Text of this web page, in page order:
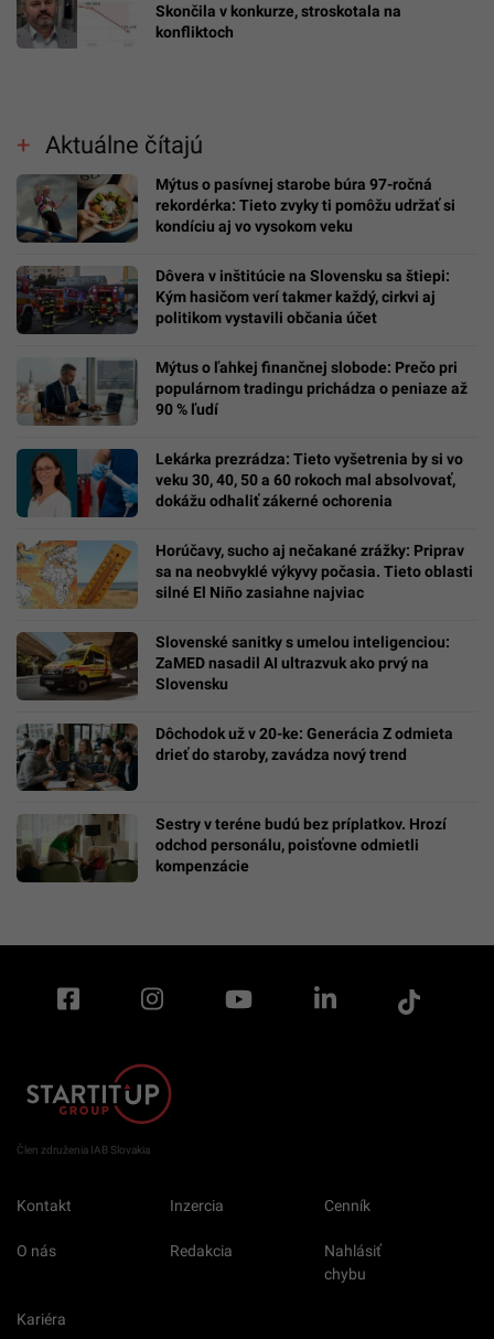
Skončila v konkurze, stroskotala na
konfliktoch
Aktuálne čítajú
Mýtus o pasívnej starobe búra 97-ročná
rekordérka: Tieto zvyky ti pomôžu udržať si
kondíciu aj vo vysokom veku
Dôvera v inštitúcie na Slovensku sa štiepi:
Kým hasičom verí takmer každý, cirkvi aj
politikom vystavili občania účet
Mýtus o ľahkej finančnej slobode: Prečo pri
populárnom tradingu prichádza o peniaze až
90 % ľudí
Lekárka prezrádza: Tieto vyšetrenia by si vo
veku 30, 40, 50 a 60 rokoch mal absolvovať,
dokážu odhaliť zákerné ochorenia
Horúčavy, sucho aj nečakané zrážky: Priprav
sa na neobvyklé výkyvy počasia. Tieto oblasti
silné El Niño zasiahne najviac
Slovenské sanitky s umelou inteligenciou:
ZaMED nasadil AI ultrazvuk ako prvý na
Slovensku
Dôchodok už v 20-ke: Generácia Z odmieta
drieť do staroby, zavádza nový trend
Sestry v teréne budú bez príplatkov. Hrozí
odchod personálu, poisťovne odmietli
kompenzácie
Člen združenia IAB Slovakia
Kontakt Inzercia Cenník
O nás Redakcia
Nahlásiť
chybu
Kariéra